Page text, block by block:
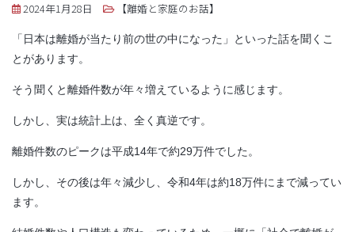
2024年1月28日 【離婚と家庭のお話】
「日本は離婚が当たり前の世の中になった」といった話を聞くこ
とがあります。
そう聞くと離婚件数が年々増えているように感じます。
しかし、実は統計上は、全く真逆です。
離婚件数のピークは平成14年で約29万件でした。
しかし、その後は年々減少し、令和4年は約18万件にまで減ってい
ます。